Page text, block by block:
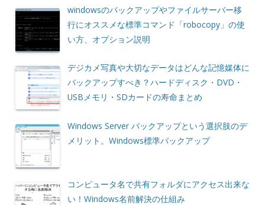
windowsのバックアップやファイルサーバー移
行にオススメな標準コマンド「robocopy」の使
い方、オプション説明
デジカメ写真や大切なデータはどんな記憶媒体に
バックアップすべき？ハードディスク・DVD・
USBメモリ・SDカードの寿命まとめ
Windows Server バックアップという選択肢のデ
メリット。Windows標準バックアップ
コンピュータ名で共有フォルダにアクセス出来な
い！Windows名前解決の仕組み